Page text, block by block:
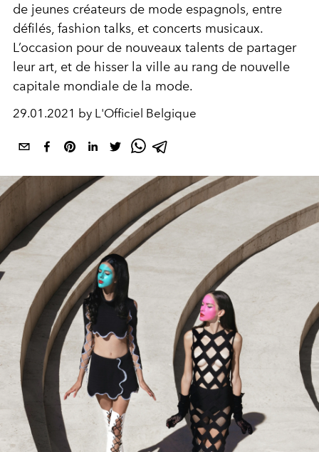
de jeunes créateurs de mode espagnols, entre
défilés, fashion talks, et concerts musicaux.
L’occasion pour de nouveaux talents de partager
leur art, et de hisser la ville au rang de nouvelle
capitale mondiale de la mode.
29.01.2021 by L'Officiel Belgique